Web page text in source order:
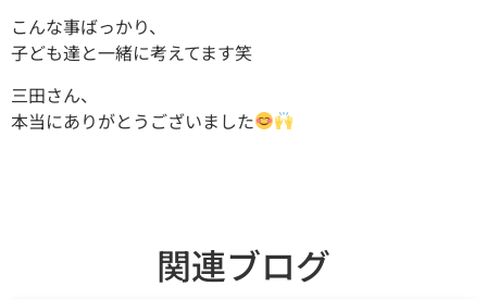
こんな事ばっかり、
子ども達と一緒に考えてます笑
三田さん、
本当にありがとうございました
関連ブログ